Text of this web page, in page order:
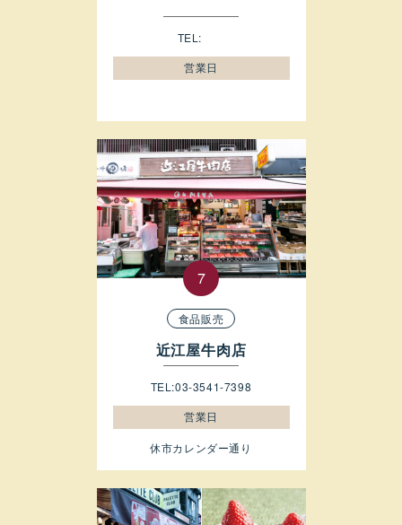
TEL:
営業日
食品販売
近江屋牛肉店
TEL:03-3541-7398
営業日
休市カレンダー通り